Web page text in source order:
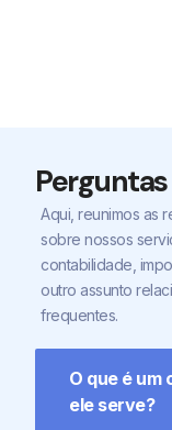
Aqui, reunimos as
sobre nossos
contabilidade,
outro assunto
frequentes.
O que é
ele serve?